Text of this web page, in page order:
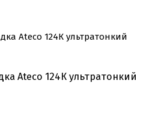
Ateco 124К ультратонкий